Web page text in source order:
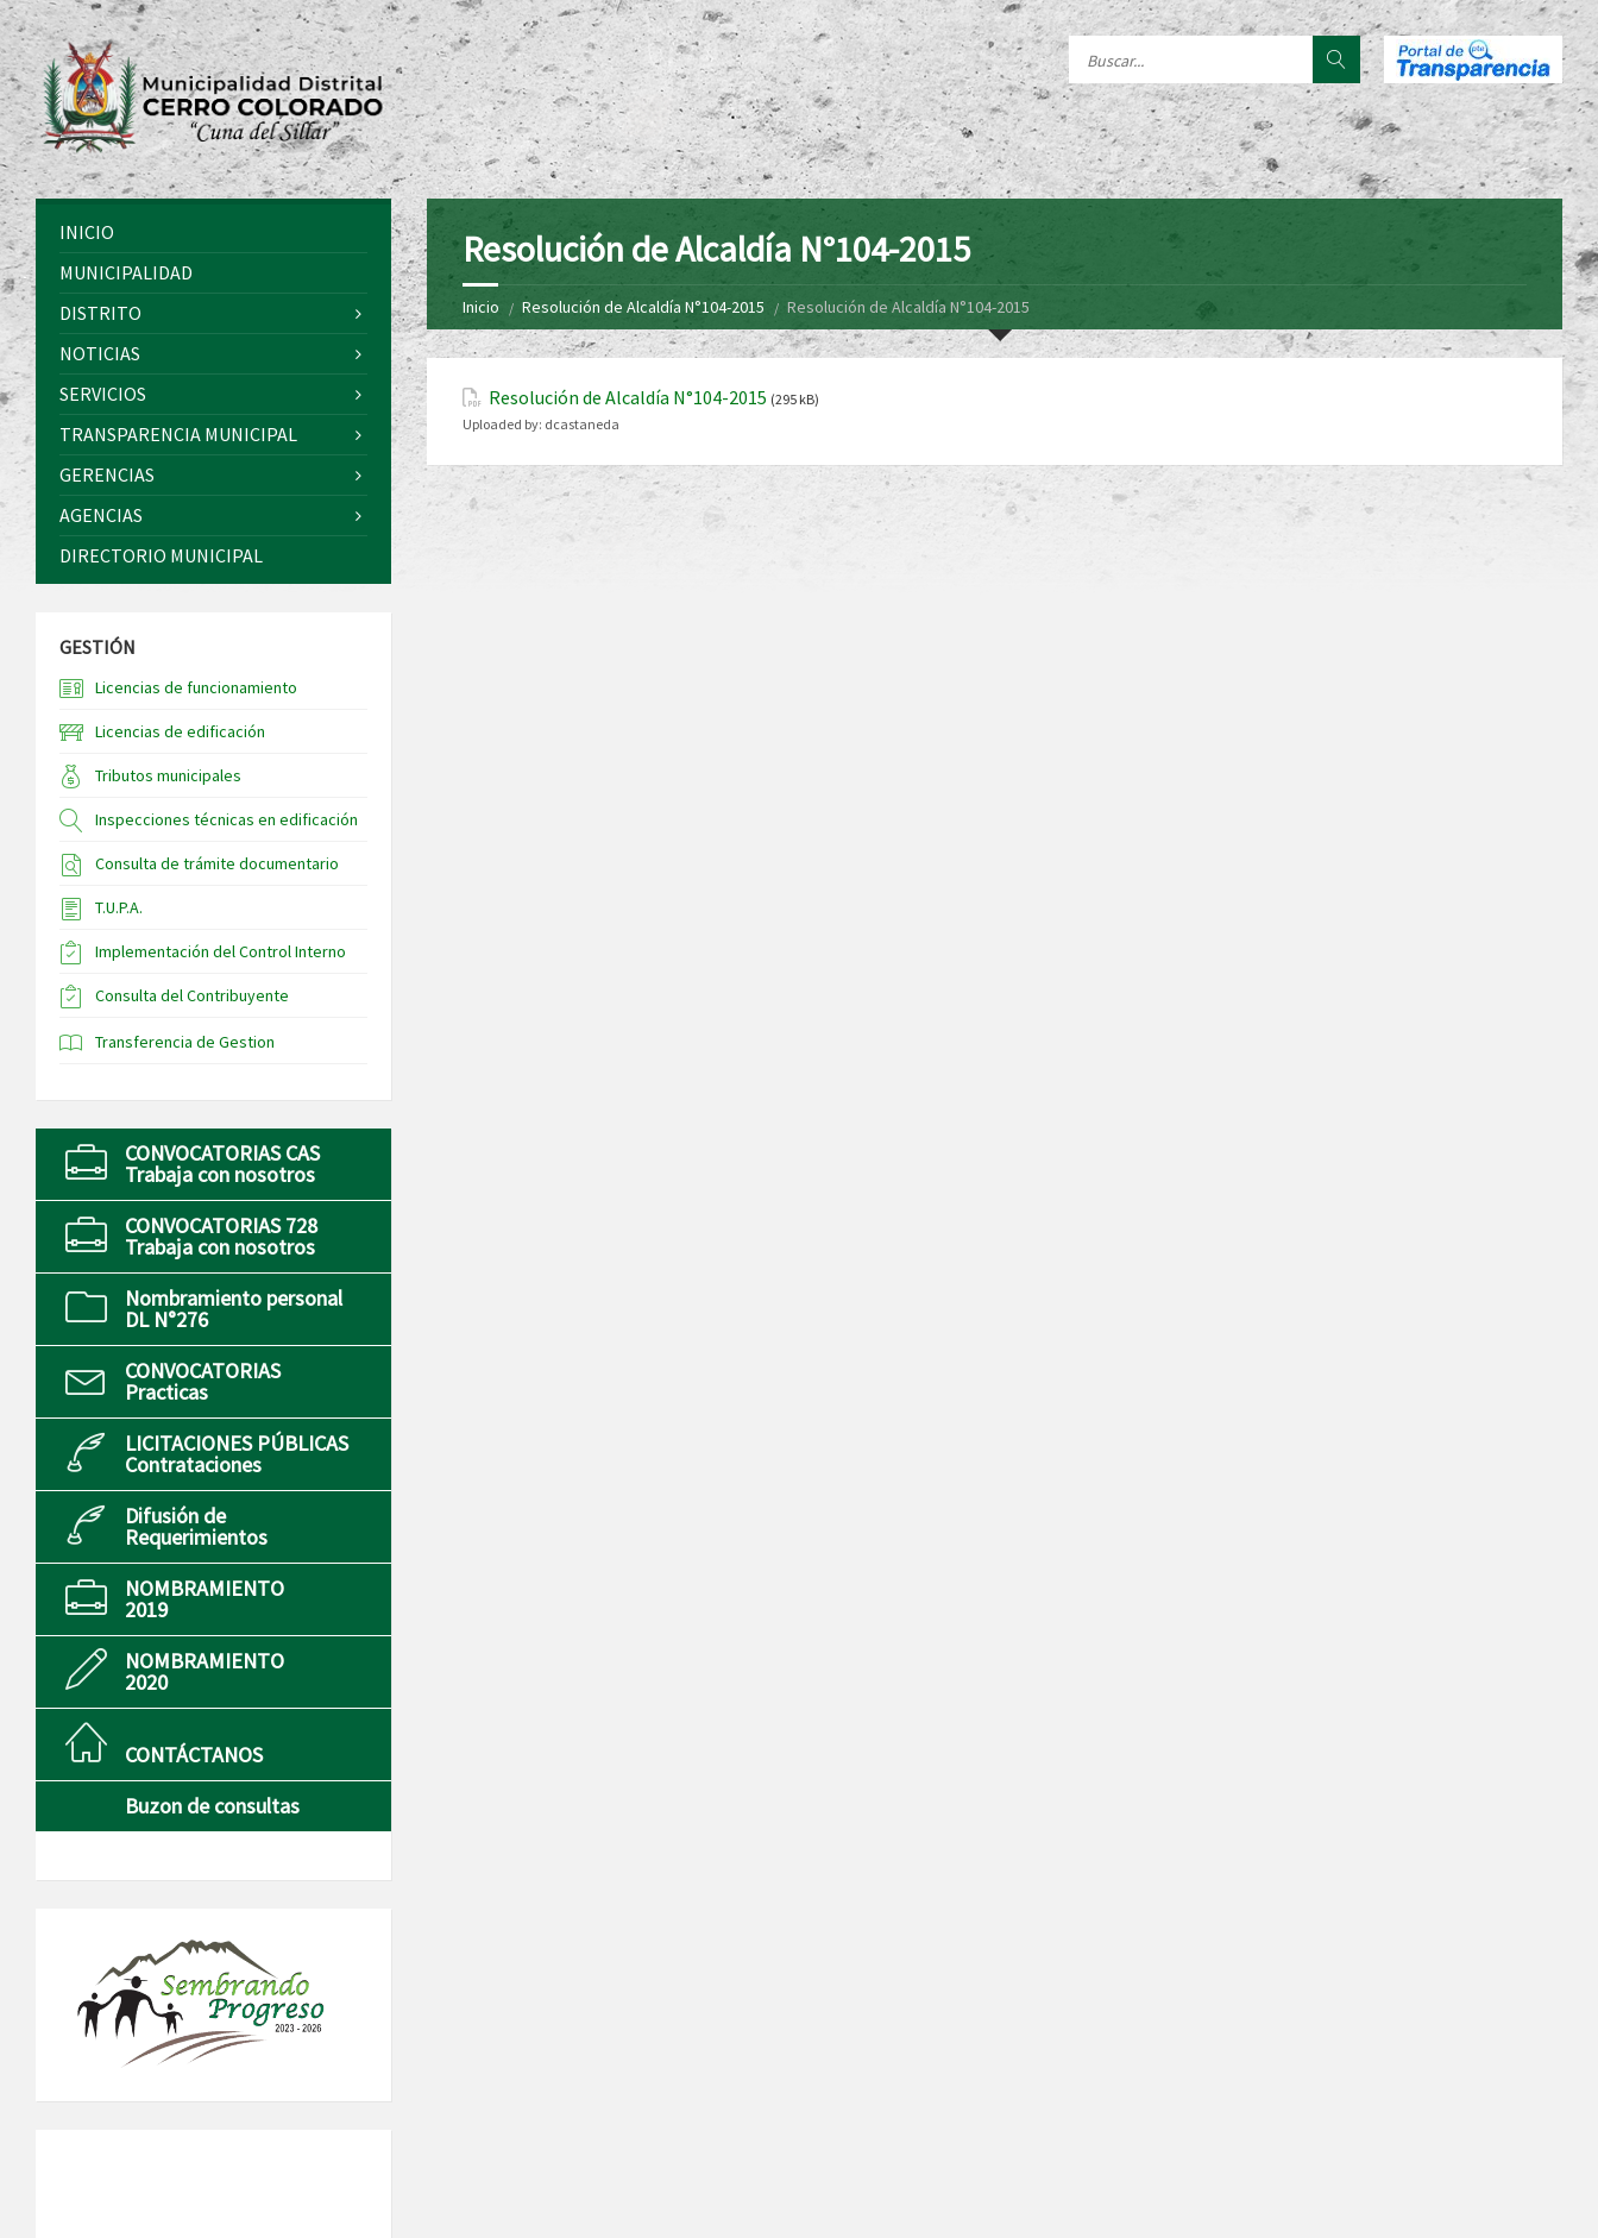
Resolución de Alcaldía N°104-2015
Inicio Resolución de Alcaldía N°104-2015 Resolución de Alcaldía N°104-2015
Resolución de Alcaldía N°104-2015 (295 kB)
Uploaded by: dcastaneda
INICIO
MUNICIPALIDAD
DISTRITO
NOTICIAS
SERVICIOS
TRANSPARENCIA MUNICIPAL
GERENCIAS
AGENCIAS
DIRECTORIO MUNICIPAL
GESTIÓN
Licencias de funcionamiento
Licencias de edificación
Tributos municipales
Inspecciones técnicas en edificación
Consulta de trámite documentario
T.U.P.A.
Implementación del Control Interno
Consulta del Contribuyente
Transferencia de Gestion
CONVOCATORIAS CAS
Trabaja con nosotros
CONVOCATORIAS 728
Trabaja con nosotros
Nombramiento personal
DL N°276
CONVOCATORIAS
Practicas
LICITACIONES PÚBLICAS
Contrataciones
Difusión de
Requerimientos
NOMBRAMIENTO
2019
NOMBRAMIENTO
2020
CONTÁCTANOS
Buzon de consultas